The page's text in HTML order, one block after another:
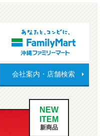
会社案内・店舗検索
NEW
ITEM
新商品